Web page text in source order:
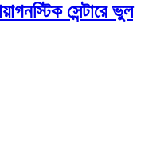
সেন্টারে ভুল